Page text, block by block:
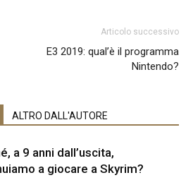
Articolo successivo
E3 2019: qual’è il programma
Nintendo?
ALTRO DALL'AUTORE
a 9 anni dall’uscita,
a giocare a Skyrim?